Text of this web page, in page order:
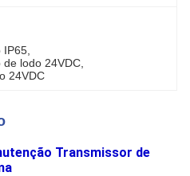
IP65
lodo 24VDC
24VDC
Transmissor de